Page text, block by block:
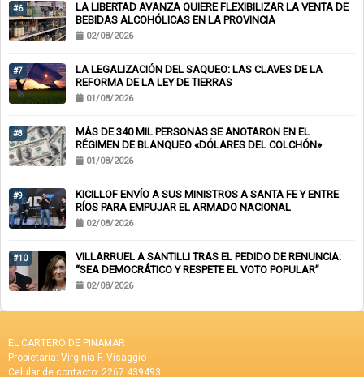
#6
LA LIBERTAD AVANZA QUIERE FLEXIBILIZAR LA VENTA DE
BEBIDAS ALCOHÓLICAS EN LA PROVINCIA
02/08/2026
#7
LA LEGALIZACIÓN DEL SAQUEO: LAS CLAVES DE LA
REFORMA DE LA LEY DE TIERRAS
01/08/2026
#8
MÁS DE 340 MIL PERSONAS SE ANOTARON EN EL
RÉGIMEN DE BLANQUEO «DÓLARES DEL COLCHÓN»
01/08/2026
#9
KICILLOF ENVÍO A SUS MINISTROS A SANTA FE Y ENTRE
RÍOS PARA EMPUJAR EL ARMADO NACIONAL
02/08/2026
#10
VILLARRUEL A SANTILLI TRAS EL PEDIDO DE RENUNCIA:
“SEA DEMOCRÁTICO Y RESPETE EL VOTO POPULAR”
02/08/2026
EL CARTERO DE PINAMAR
Propietaria: Virginia F. Visaggio
Celular de contacto: 2267 439493